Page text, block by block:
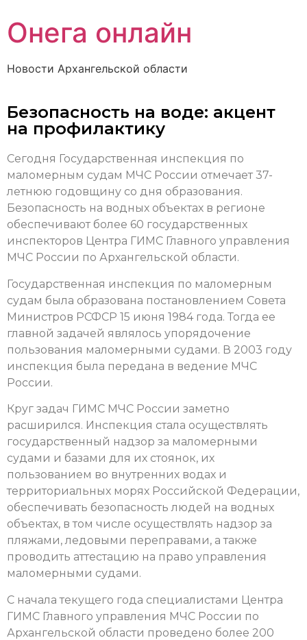
Онега онлайн
Новости Архангельской области
Безопасность на воде: акцент
на профилактику
Сегодня Государственная инспекция по
маломерным судам МЧС России отмечает 37-
летнюю годовщину со дня образования.
Безопасность на водных объектах в регионе
обеспечивают более 60 государственных
инспекторов Центра ГИМС Главного управления
МЧС России по Архангельской области.
Государственная инспекция по маломерным
судам была образована постановлением Совета
Министров РСФСР 15 июня 1984 года. Тогда ее
главной задачей являлось упорядочение
пользования маломерными судами. В 2003 году
инспекция была передана в ведение МЧС
России.
Круг задач ГИМС МЧС России заметно
расширился. Инспекция стала осуществлять
государственный надзор за маломерными
судами и базами для их стоянок, их
пользованием во внутренних водах и
территориальных морях Российской Федерации,
обеспечивать безопасность людей на водных
объектах, в том числе осуществлять надзор за
пляжами, ледовыми переправами, а также
проводить аттестацию на право управления
маломерными судами.
С начала текущего года специалистами Центра
ГИМС Главного управления МЧС России по
Архангельской области проведено более 200